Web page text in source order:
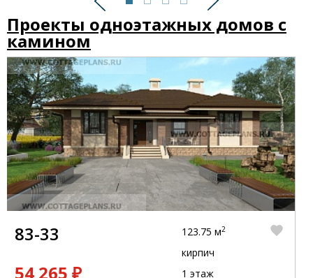
Предыдущий Следующий
Проекты одноэтажных домов с
камином
83-33
54 265 ₽
123.75 м2
кирпич
1 этаж